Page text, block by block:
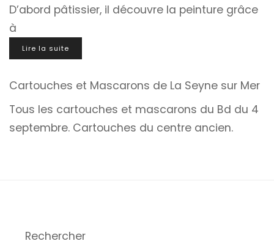
D’abord pâtissier, il découvre la peinture grâce
à
Lire la suite
Cartouches et Mascarons de La Seyne sur Mer
Tous les cartouches et mascarons du Bd du 4
septembre. Cartouches du centre ancien.
Rechercher